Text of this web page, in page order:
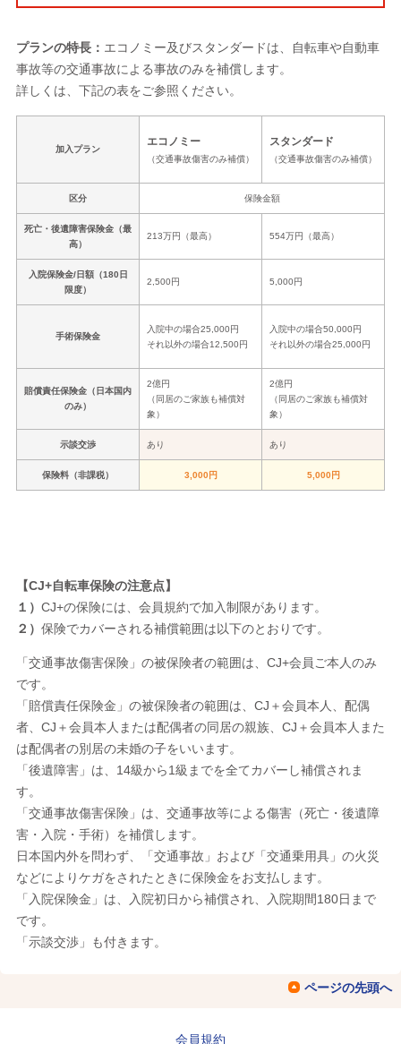
プランの特長： エコノミー及びスタンダードは、自転車や自動車
事故等の交通事故による事故のみを補償します。
詳しくは、下記の表をご参照ください。
加入プラン
エコノミー
（交通事故傷害のみ補償）
スタンダード
（交通事故傷害のみ補償）
区分 保険金額
死亡・後遺障害保険金（最
高）
213万円（最高） 554万円（最高）
入院保険金/日額（180日
限度）
2,500円 5,000円
手術保険金
入院中の場合25,000円
それ以外の場合12,500円
入院中の場合50,000円
それ以外の場合25,000円
賠償責任保険金（日本国内
のみ）
2億円
（同居のご家族も補償対
象）
2億円
（同居のご家族も補償対
象）
示談交渉 あり あり
保険料（非課税） 3,000円 5,000円
【CJ+自転車保険の注意点】
１） CJ+の保険には、会員規約で加入制限があります。
２） 保険でカバーされる補償範囲は以下のとおりです。
「交通事故傷害保険」の被保険者の範囲は、CJ+会員ご本人のみ
です。
「賠償責任保険金」の被保険者の範囲は、CJ＋会員本人、配偶
者、CJ＋会員本人または配偶者の同居の親族、CJ＋会員本人また
は配偶者の別居の未婚の子をいいます。
「後遺障害」は、14級から1級までを全てカバーし補償されま
す。
「交通事故傷害保険」は、交通事故等による傷害（死亡・後遺障
害・入院・手術）を補償します。
日本国内外を問わず、「交通事故」および「交通乗用具」の火災
などによりケガをされたときに保険金をお支払します。
「入院保険金」は、入院初日から補償され、入院期間180日まで
です。
「示談交渉」も付きます。
ページの先頭へ
会員規約